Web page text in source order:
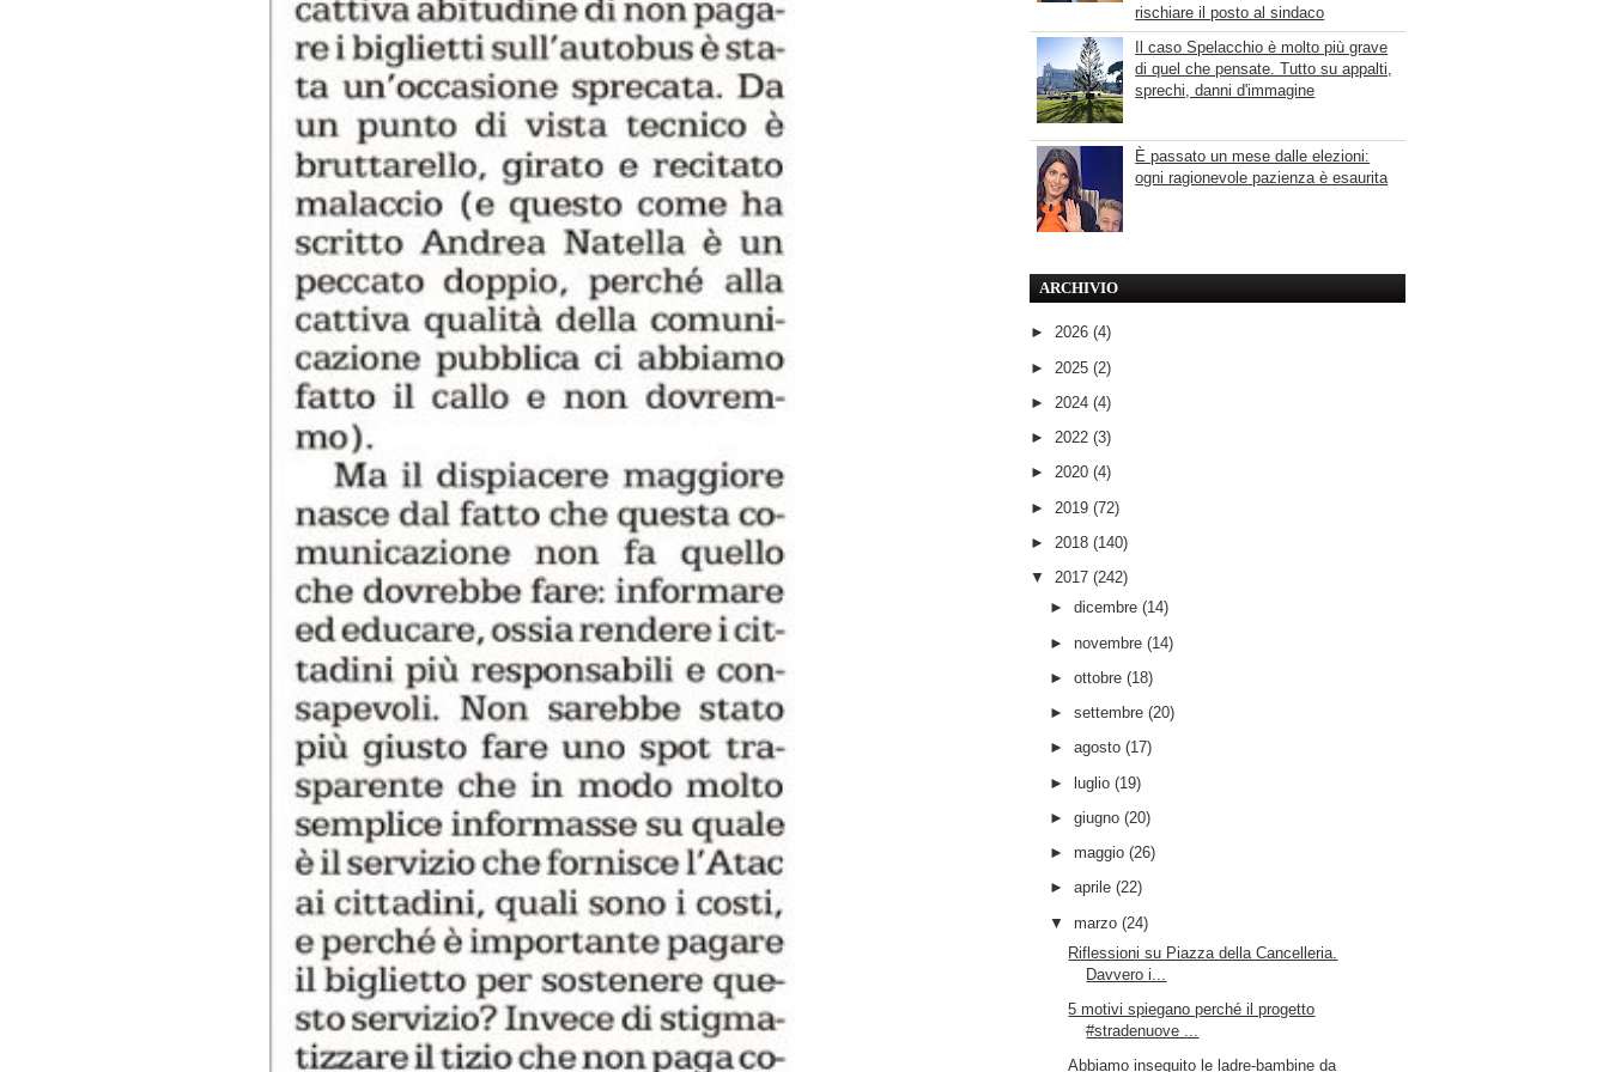
rischiare il posto al sindaco
Il caso Spelacchio è molto più grave
di quel che pensate. Tutto su appalti,
sprechi, danni d'immagine
È passato un mese dalle elezioni:
ogni ragionevole pazienza è esaurita
ARCHIVIO
► 2026 (4)
► 2025 (2)
► 2024 (4)
► 2022 (3)
► 2020 (4)
► 2019 (72)
► 2018 (140)
▼ 2017 (242)
► dicembre (14)
► novembre (14)
► ottobre (18)
► settembre (20)
► agosto (17)
► luglio (19)
► giugno (20)
► maggio (26)
► aprile (22)
▼ marzo (24)
Riflessioni su Piazza della Cancelleria.
Davvero i...
5 motivi spiegano perché il progetto
#stradenuove ...
Abbiamo inseguito le ladre-bambine da